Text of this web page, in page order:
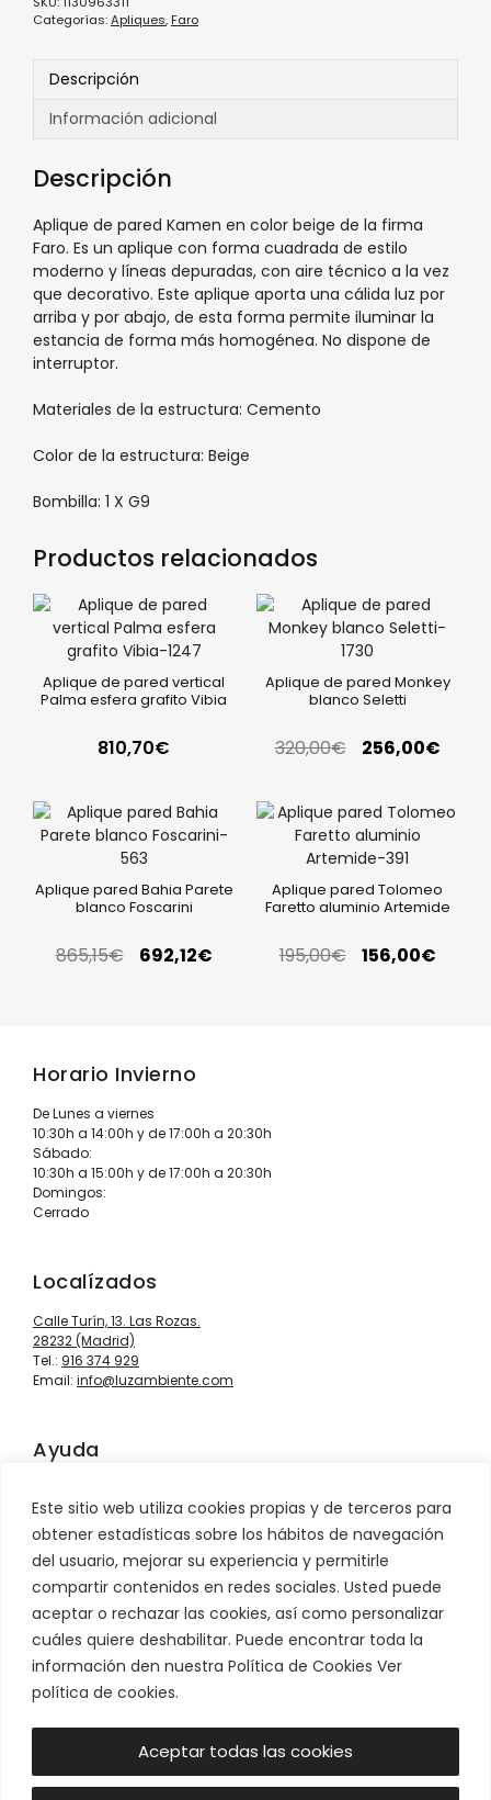
Este sitio web utiliza cookies propias y de terceros para
obtener estadísticas sobre los hábitos de navegación
del usuario, mejorar su experiencia y permitirle
compartir contenidos en redes sociales. Usted puede
aceptar o rechazar las cookies, así como personalizar
cuáles quiere deshabilitar. Puede encontrar toda la
información den nuestra Política de Cookies Ver
política de cookies.
Aceptar todas las cookies
Categorías:Apliques,Faro
Descripción
Información adicional
Descripción
Aplique de pared Kamen en color beige de la firma
Faro. Es un aplique con forma cuadrada de estilo
moderno y líneas depuradas, con aire técnico a la vez
que decorativo. Este aplique aporta una cálida luz por
arriba y por abajo, de esta forma permite iluminar la
estancia de forma más homogénea. No dispone de
interruptor.
Materiales de la estructura: Cemento
Color de la estructura: Beige
Bombilla: 1 X G9
Productos relacionados
Aplique de pared vertical
Palma esfera grafito Vibia
810,70€
Aplique de pared Monkey
blanco Seletti
320,00€ 256,00€
Aplique pared Bahia Parete
blanco Foscarini
865,15€ 692,12€
Aplique pared Tolomeo
Faretto aluminio Artemide
195,00€ 156,00€
Horario Invierno
De Lunes a viernes
10:30h a 14:00h y de 17:00h a 20:30h
Sábado:
10:30h a 15:00h y de 17:00h a 20:30h
Domingos:
Cerrado
Localízados
Calle Turín, 13. Las Rozas.
28232 (Madrid)
Tel.: 916 374 929
Email: info@luzambiente.com
Ayuda
Información sobre envíos
Condiciones de venta
Devoluciones
Síguenos